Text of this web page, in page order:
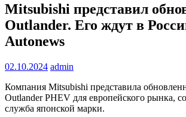
Mitsubishi представил
Outlander. Его ждут в
Autonews
02.10.2024 admin
Компания Mitsubishi представила
Outlander PHEV для европейского рынка,
служба японской марки.